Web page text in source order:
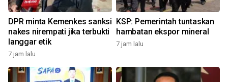
DPR minta Kemenkes sanksi
nakes nirempati jika terbukti
langgar etik
7 jam lalu
KSP: Pemerintah tuntaskan
hambatan ekspor mineral
7 jam lalu